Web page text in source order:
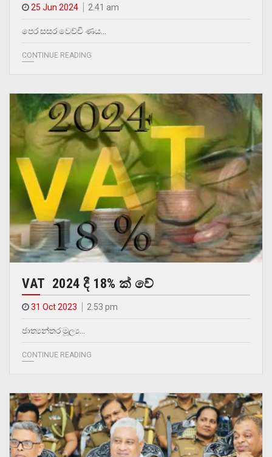
25 Jun 2024 2.41 am
පෙර සසර වෙච්චි ණය…
CONTINUE READING
VAT 2024 දී 18% ක් වේ
31 Oct 2023 2.53 pm
ජාත්‍යන්තර මූල්‍ය…
CONTINUE READING